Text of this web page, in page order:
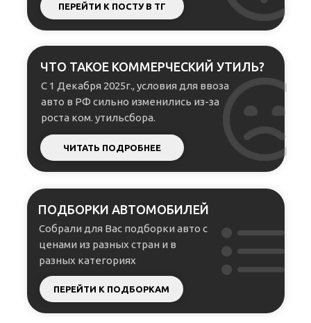
ПОДБОРКИ АВТОМОБИЛЕЙ
Собрали для Вас подборки авто с
ценами из разных стран и в
разных категориях
ПЕРЕЙТИ К ПОДБОРКАМ
ПЕРЕЙТИ К ПОСТУ В ТГ
ЧТО ТАКОЕ КОММЕРЧЕСКИЙ УТИЛЬ?
С 1 Декабря 2025г., условия для ввоза
авто в РФ сильно изменились из-за
роста ком. утильсбора.
ЧИТАТЬ ПОДРОБНЕЕ